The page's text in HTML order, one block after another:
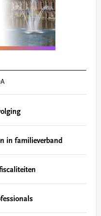
in familieverband